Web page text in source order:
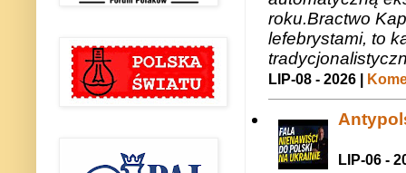
roku.Bractwo
lefebrystami, to
LIP-08 - 2026 |
LIP-06 -